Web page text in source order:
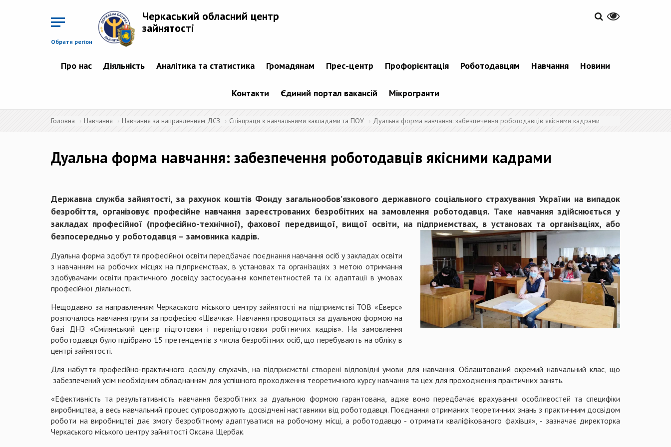
Обрати регіон
Черкаський обласний центр
зайнятості
Про нас Діяльність Аналітика та статистика Громадянам Прес-центр Профорієнтація Роботодавцям Навчання Новини
Контакти Єдиний портал вакансій Мікрогранти
Головна Навчання Навчання за направленням ДСЗ Співпраця з навчальними закладами та ПОУ Дуальна форма навчання: забезпечення роботодавців якісними кадрами
Дуальна форма навчання: забезпечення роботодавців якісними кадрами
Державна служба зайнятості, за рахунок коштів Фонду загальнообов’язкового державного соціального страхування України на випадок
безробіття, організовує професійне навчання зареєстрованих безробітних на замовлення роботодавця. Таке навчання здійснюється у
закладах професійної (професійно-технічної), фахової передвищої, вищої освіти, на підприємствах, в установах та організаціях, або
безпосередньо у роботодавця – замовника кадрів.
Дуальна форма здобуття професійної освіти передбачає поєднання навчання осіб у закладах освіти
з навчанням на робочих місцях на підприємствах, в установах та організаціях з метою отримання
здобувачами освіти практичного досвіду застосування компетентностей та їх адаптації в умовах
професійної діяльності.
Нещодавно за направленням Черкаського міського центру зайнятості на підприємстві ТОВ «Еверс»
розпочалось навчання групи за професією «Швачка». Навчання проводиться за дуальною формою на
базі ДНЗ «Смілянський центр підготовки і перепідготовки робітничих кадрів». На замовлення
роботодавця було підібрано 15 претендентів з числа безробітних осіб, що перебувають на обліку в
центрі зайнятості.
Для набуття професійно-практичного досвіду слухачів, на підприємстві створені відповідні умови для навчання. Облаштований окремий навчальний клас, що
забезпечений усім необхідним обладнанням для успішного проходження теоретичного курсу навчання та цех для проходження практичних занять.
«Ефективність та результативність навчання безробітних за дуальною формою гарантована, адже воно передбачає врахування особливостей та специфіки
виробництва, а весь навчальний процес супроводжують досвідчені наставники від роботодавця. Поєднання отриманих теоретичних знань з практичним досвідом
роботи на виробництві дає змогу безробітному адаптуватися на робочому місці, а роботодавцю - отримати кваліфікованого фахівця», - зазначає директорка
Черкаського міського центру зайнятості Оксана Щербак.